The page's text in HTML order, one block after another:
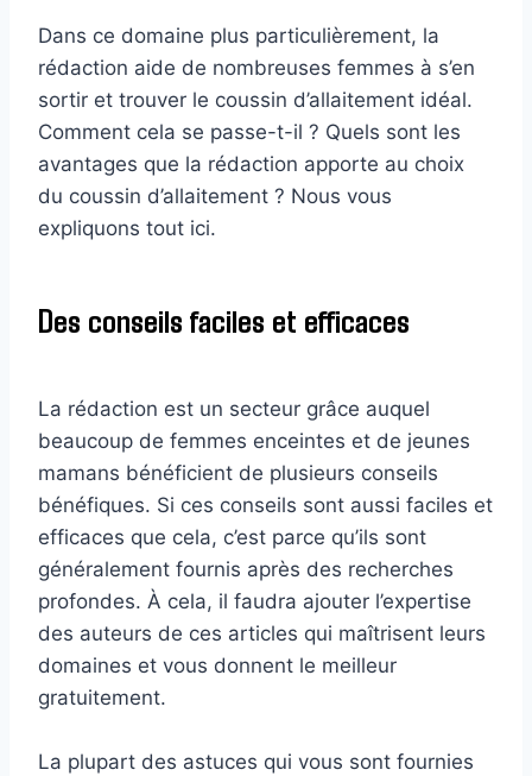
Dans ce domaine plus particulièrement, la
rédaction aide de nombreuses femmes à s’en
sortir et trouver le coussin d’allaitement idéal.
Comment cela se passe-t-il ? Quels sont les
avantages que la rédaction apporte au choix
du coussin d’allaitement ? Nous vous
expliquons tout ici.
Des conseils faciles et efficaces
La rédaction est un secteur grâce auquel
beaucoup de femmes enceintes et de jeunes
mamans bénéficient de plusieurs conseils
bénéfiques. Si ces conseils sont aussi faciles et
efficaces que cela, c’est parce qu’ils sont
généralement fournis après des recherches
profondes. À cela, il faudra ajouter l’expertise
des auteurs de ces articles qui maîtrisent leurs
domaines et vous donnent le meilleur
gratuitement.
La plupart des astuces qui vous sont fournies